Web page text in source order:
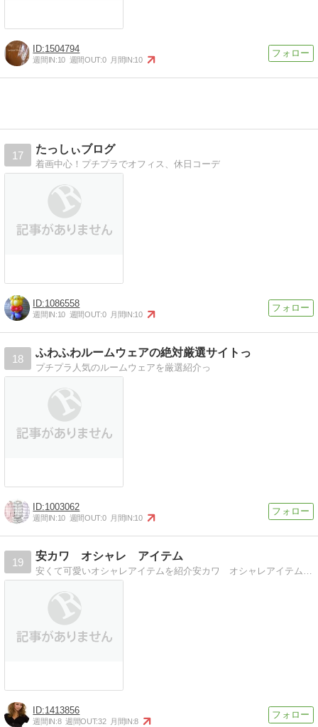
1504794
週間IN:10 週間OUT:0 月間IN:10
17
たっしぃブログ
着画中心！プチプラでオフィス、休日コーデ
1086558
週間IN:10 週間OUT:0 月間IN:10
18
ふわふわルームウェアの絶対厳選サイトっ
プチプラ人気のルームウェアを厳選紹介っ
1003062
週間IN:10 週間OUT:0 月間IN:10
19
安カワ オシャレ アイテム
1413856
週間IN:8 週間OUT:32 月間IN:8